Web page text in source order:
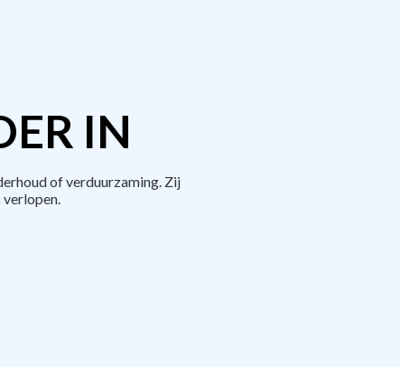
IN
of verduurzaming. Zij